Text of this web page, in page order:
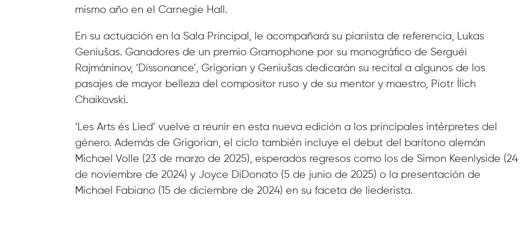
mismo año en el Carnegie Hall.
En su actuación en la Sala Principal, le acompañará su pianista de referencia, Lukas
Geniušas. Ganadores de un premio Gramophone por su monográfico de Serguéi
Rajmáninov, ‘Dissonance’, Grigorian y Geniušas dedicarán su recital a algunos de los
pasajes de mayor belleza del compositor ruso y de su mentor y maestro, Piotr Ílich
Chaikovski.
‘Les Arts és Lied’ vuelve a reunir en esta nueva edición a los principales intérpretes del
género. Además de Grigorian, el ciclo también incluye el debut del barítono alemán
Michael Volle (23 de marzo de 2025), esperados regresos como los de Simon Keenlyside (24
de noviembre de 2024) y Joyce DiDonato (5 de junio de 2025) o la presentación de
Michael Fabiano (15 de diciembre de 2024) en su faceta de liederista.